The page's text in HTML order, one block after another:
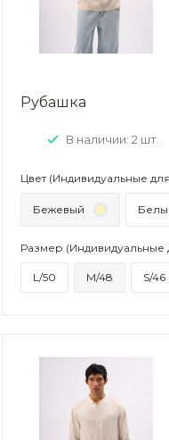
Рубашка
В наличии: 2 шт.
Цвет (Индивидуальные
Бежевый
Размер
L/50 M/48 S/46